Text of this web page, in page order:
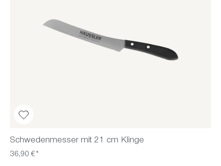
Schwedenmesser mit 21 cm Klinge
36,90 €*